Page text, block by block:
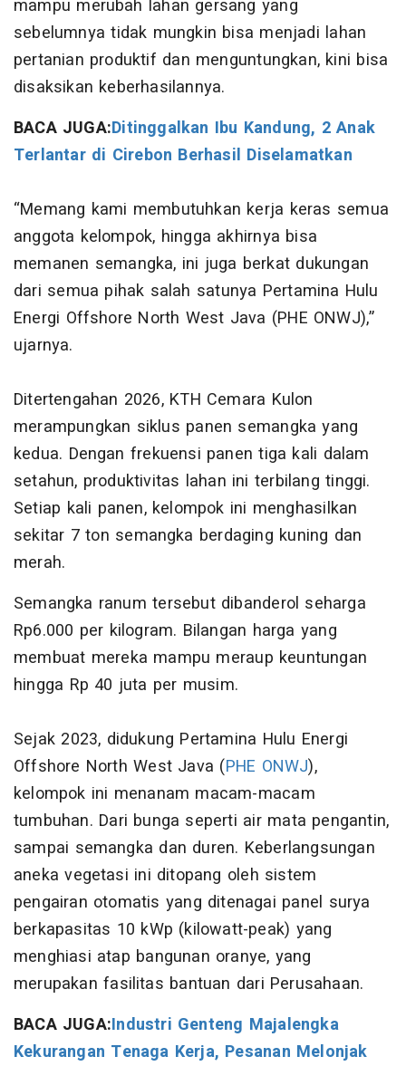
mampu merubah lahan gersang yang
sebelumnya tidak mungkin bisa menjadi lahan
pertanian produktif dan menguntungkan, kini bisa
disaksikan keberhasilannya.
BACA JUGA:Ditinggalkan Ibu Kandung, 2 Anak
Terlantar di Cirebon Berhasil Diselamatkan
“Memang kami membutuhkan kerja keras semua
anggota kelompok, hingga akhirnya bisa
memanen semangka, ini juga berkat dukungan
dari semua pihak salah satunya Pertamina Hulu
Energi Offshore North West Java (PHE ONWJ),”
ujarnya.
Ditertengahan 2026, KTH Cemara Kulon
merampungkan siklus panen semangka yang
kedua. Dengan frekuensi panen tiga kali dalam
setahun, produktivitas lahan ini terbilang tinggi.
Setiap kali panen, kelompok ini menghasilkan
sekitar 7 ton semangka berdaging kuning dan
merah.
Semangka ranum tersebut dibanderol seharga
Rp6.000 per kilogram. Bilangan harga yang
membuat mereka mampu meraup keuntungan
hingga Rp 40 juta per musim.
Sejak 2023, didukung Pertamina Hulu Energi
Offshore North West Java (PHE ONWJ),
kelompok ini menanam macam-macam
tumbuhan. Dari bunga seperti air mata pengantin,
sampai semangka dan duren. Keberlangsungan
aneka vegetasi ini ditopang oleh sistem
pengairan otomatis yang ditenagai panel surya
berkapasitas 10 kWp (kilowatt-peak) yang
menghiasi atap bangunan oranye, yang
merupakan fasilitas bantuan dari Perusahaan.
BACA JUGA:Industri Genteng Majalengka
Kekurangan Tenaga Kerja, Pesanan Melonjak